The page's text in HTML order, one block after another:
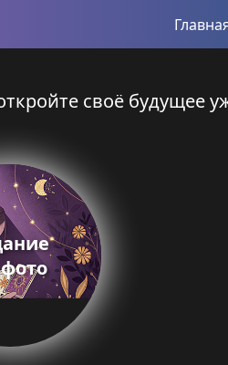
своё будущее